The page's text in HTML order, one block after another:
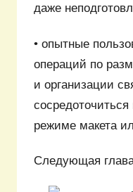
даже
• опытные
операций по
и организации
режиме макета
Следующая